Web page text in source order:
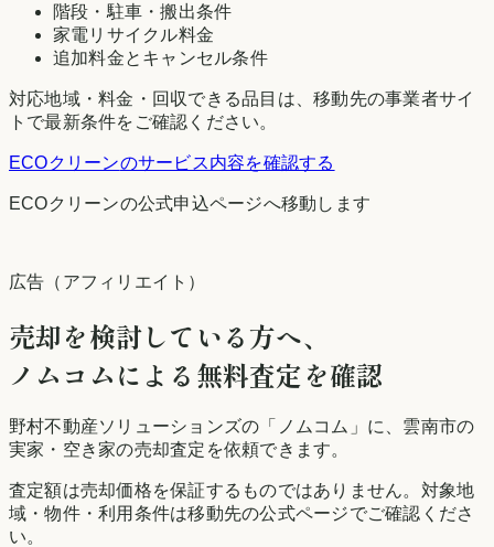
階段・駐車・搬出条件
家電リサイクル料金
追加料金とキャンセル条件
対応地域・料金・回収できる品目は、移動先の事業者サイ
トで最新条件をご確認ください。
ECOクリーンのサービス内容を確認する
ECOクリーンの公式申込ページへ移動します
広告（アフィリエイト）
売却を検討している方へ、
ノムコムによる無料査定を確認
野村不動産ソリューションズの「ノムコム」に、 雲南市の
実家・空き家の売却査定を依頼できます。
査定額は売却価格を保証するものではありません。対象地
域・物件・利用条件は移動先の公式ページでご確認くださ
い。